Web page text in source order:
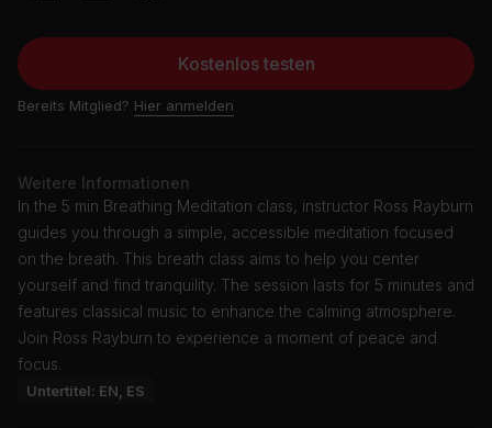
Kostenlos testen
Bereits Mitglied? Hier anmelden
Weitere Informationen
In the 5 min Breathing Meditation class, instructor Ross Rayburn
guides you through a simple, accessible meditation focused
on the breath. This breath class aims to help you center
yourself and find tranquility. The session lasts for 5 minutes and
features classical music to enhance the calming atmosphere.
Join Ross Rayburn to experience a moment of peace and
focus.
Untertitel: EN, ES